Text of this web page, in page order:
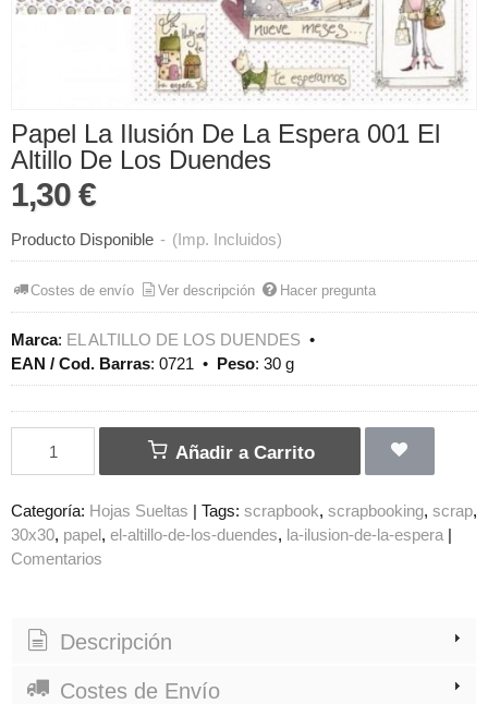
Papel La Ilusión De La Espera 001 El
Altillo De Los Duendes
1,30 €
Producto Disponible - (Imp. Incluidos)
Costes de envío Ver descripción Hacer pregunta
Marca: EL ALTILLO DE LOS DUENDES •
EAN / Cod. Barras: 0721 • Peso: 30 g
Añadir a Carrito
Categoría: Hojas Sueltas | Tags: scrapbook scrapbooking scrap
30x30 papel el-altillo-de-los-duendes la-ilusion-de-la-espera |
Comentarios
Descripción
Costes de Envío